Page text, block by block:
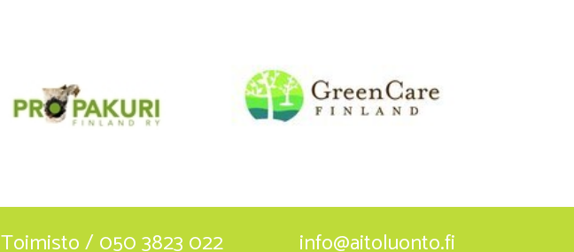
Toimisto / 050 3823 022 info@aitoluonto.fi